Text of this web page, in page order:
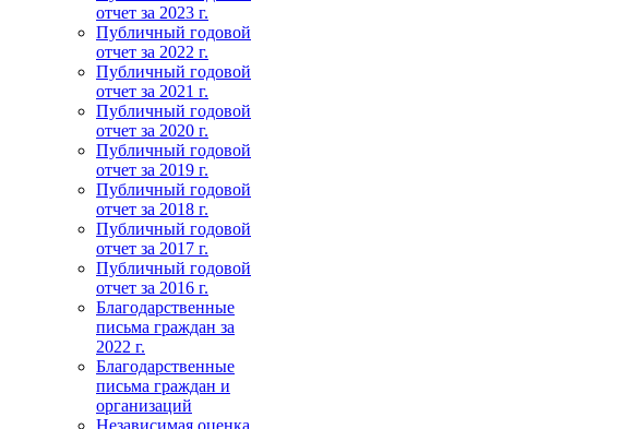
отчет за 2023 г.
Публичный годовой
отчет за 2022 г.
Публичный годовой
отчет за 2021 г.
Публичный годовой
отчет за 2020 г.
Публичный годовой
отчет за 2019 г.
Публичный годовой
отчет за 2018 г.
Публичный годовой
отчет за 2017 г.
Публичный годовой
отчет за 2016 г.
Благодарственные
письма граждан за
2022 г.
Благодарственные
письма граждан и
организаций
Независимая оценка